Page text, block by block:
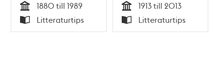
Tid
1880 till 1989
Typ
Litteraturtips Tid
1913 till 2013
Typ
Litteraturtips